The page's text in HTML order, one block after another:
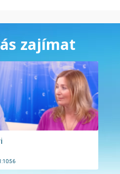
zajímat